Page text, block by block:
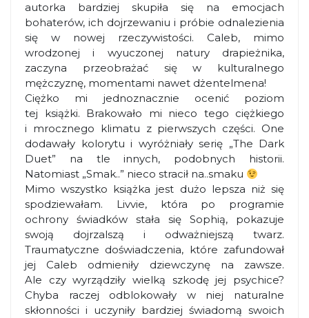
autorka bardziej skupiła się na emocjach
bohaterów, ich dojrzewaniu i próbie odnalezienia
się w nowej rzeczywistości. Caleb, mimo
wrodzonej i wyuczonej natury drapieżnika,
zaczyna przeobrażać się w kulturalnego
mężczyznę, momentami nawet dżentelmena!
Ciężko mi jednoznacznie ocenić poziom
tej książki. Brakowało mi nieco tego ciężkiego
i mrocznego klimatu z pierwszych części. One
dodawały kolorytu i wyróżniały serię „The Dark
Duet” na tle innych, podobnych historii.
Natomiast „Smak..” nieco stracił na..smaku
Mimo wszystko książka jest dużo lepsza niż się
spodziewałam. Livvie, która po programie
ochrony świadków stała się Sophią, pokazuje
swoją dojrzalszą i odważniejszą twarz.
Traumatyczne doświadczenia, które zafundował
jej Caleb odmieniły dziewczynę na zawsze.
Ale czy wyrządziły wielką szkodę jej psychice?
Chyba raczej odblokowały w niej naturalne
skłonności i uczyniły bardziej świadomą swoich